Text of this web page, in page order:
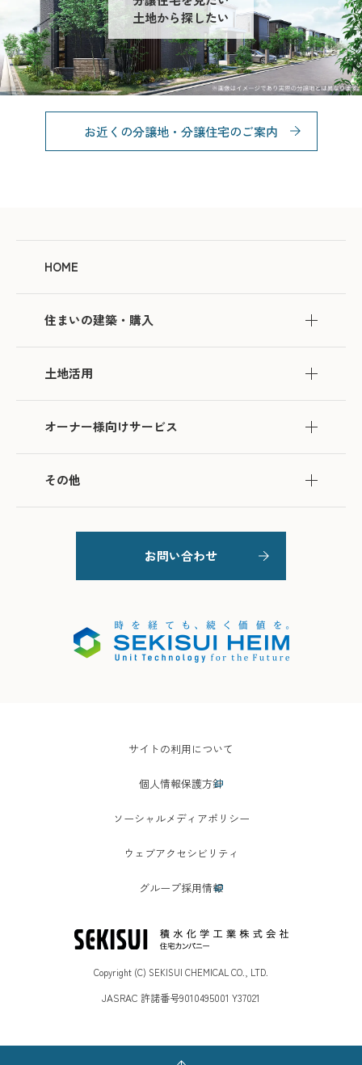
土地から探したい
お近くの分譲地・分譲住宅のご案内
HOME
住まいの建築・購入
土地活用
オーナー様向けサービス
その他
お問い合わせ
サイトの利用について
個人情報保護方針
ソーシャルメディアポリシー
ウェブアクセシビリティ
グループ採用情報
Copyright (C) SEKISUI CHEMICAL CO., LTD.
JASRAC 許諾番号9010495001 Y37021